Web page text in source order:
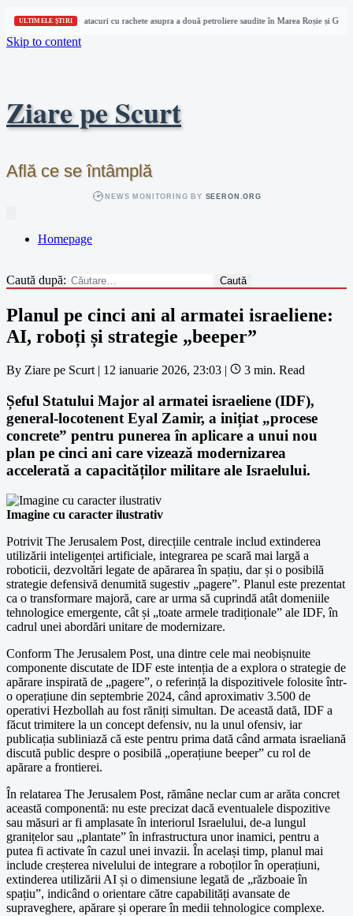
ULTIMELE ȘTIRI
Houthi revendică atacuri cu rachete asupra a două petroliere saudite în Marea Roșie și Golful
Skip to content
Ziare pe Scurt
Află ce se întâmplă
NEWS MONITORING BY SEERON.ORG
Homepage
Caută după:
Planul pe cinci ani al armatei israeliene:
AI, roboți și strategie „beeper”
By Ziare pe Scurt | 12 ianuarie 2026, 23:03 | 3 min. Read
Șeful Statului Major al armatei israeliene (IDF),
general-locotenent Eyal Zamir, a inițiat „procese
concrete” pentru punerea în aplicare a unui nou
plan pe cinci ani care vizează modernizarea
accelerată a capacităților militare ale Israelului.
Imagine cu caracter ilustrativ
Potrivit The Jerusalem Post, direcțiile centrale includ extinderea
utilizării inteligenței artificiale, integrarea pe scară mai largă a
roboticii, dezvoltări legate de apărarea în spațiu, dar și o posibilă
strategie defensivă denumită sugestiv „pagere”. Planul este prezentat
ca o transformare majoră, care ar urma să cuprindă atât domeniile
tehnologice emergente, cât și „toate armele tradiționale” ale IDF, în
cadrul unei abordări unitare de modernizare.
Conform The Jerusalem Post, una dintre cele mai neobișnuite
componente discutate de IDF este intenția de a explora o strategie de
apărare inspirată de „pagere”, o referință la dispozitivele folosite într-
o operațiune din septembrie 2024, când aproximativ 3.500 de
operativi Hezbollah au fost răniți simultan. De această dată, IDF a
făcut trimitere la un concept defensiv, nu la unul ofensiv, iar
publicația subliniază că este pentru prima dată când armata israeliană
discută public despre o posibilă „operațiune beeper” cu rol de
apărare a frontierei.
În relatarea The Jerusalem Post, rămâne neclar cum ar arăta concret
această componentă: nu este precizat dacă eventualele dispozitive
sau măsuri ar fi amplasate în interiorul Israelului, de-a lungul
granițelor sau „plantate” în infrastructura unor inamici, pentru a
putea fi activate în cazul unei invazii. În același timp, planul mai
include creșterea nivelului de integrare a roboților în operațiuni,
extinderea utilizării AI și o dimensiune legată de „războaie în
spațiu”, indicând o orientare către capabilități avansate de
supraveghere, apărare și operare în medii tehnologice complexe.